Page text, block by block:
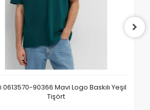
0613570-90366 Mavi Logo Baskılı Yeşil
Tişört